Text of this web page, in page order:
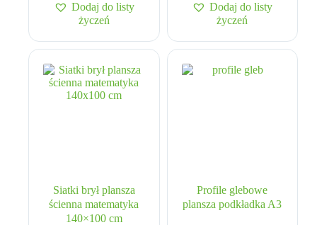
Dodaj do listy
życzeń
Dodaj do listy
życzeń
Siatki brył plansza
ścienna matematyka
140×100 cm
Profile glebowe
plansza podkładka A3